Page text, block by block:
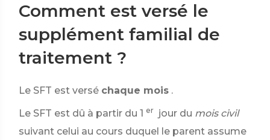
Comment est versé le
supplément familial de
traitement ?
Le SFT est versé chaque mois .
Le SFT est dû à partir du 1 er jour du mois civil
suivant celui au cours duquel le parent assume